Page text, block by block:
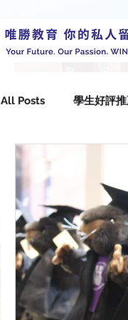
All Posts 學生好評
Queen’s
University of